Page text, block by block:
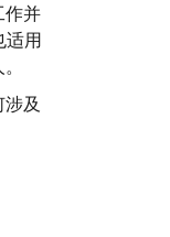
作并
适用
及